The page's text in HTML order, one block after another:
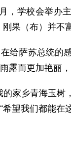
学校会举办主
果（布）并
萨苏总统的感
露而更加艳丽
乡青海玉树
希望我们都能